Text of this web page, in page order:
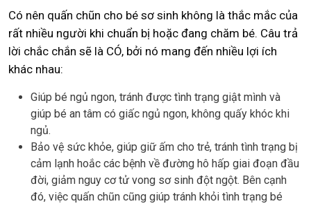
Có nên quấn chũn cho bé sơ sinh không là thắc mắc của
rất nhiều người khi chuẩn bị hoặc đang chăm bé. Câu trả
lời chắc chắn sẽ là CÓ, bởi nó mang đến nhiều lợi ích
khác nhau:
Giúp bé ngủ ngon, tránh được tình trạng giật mình và
giúp bé an tâm có giấc ngủ ngon, không quấy khóc khi
ngủ.
Bảo vệ sức khỏe, giúp giữ ấm cho trẻ, tránh tình trạng bị
cảm lạnh hoắc các bệnh về đường hô hấp giai đoạn đầu
đời, giảm nguy cơ tử vong sơ sinh đột ngột. Bên cạnh
đó, việc quấn chũn cũng giúp tránh khỏi tình trạng bé